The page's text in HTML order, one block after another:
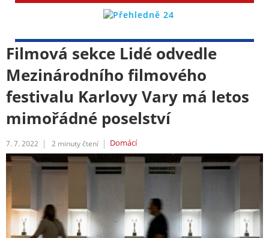
Filmová sekce Lidé odvedle
Mezinárodního filmového
festivalu Karlovy Vary má letos
mimořádné poselství
7. 7. 2022 2 minuty čtení Domácí